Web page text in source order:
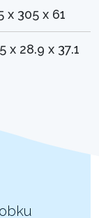
x 305 x 61
x 28.9 x 37.1